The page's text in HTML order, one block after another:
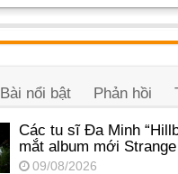
Bài nổi bật Phản hồi
Các tu sĩ Đa Minh
mắt album mới
09/08/2026